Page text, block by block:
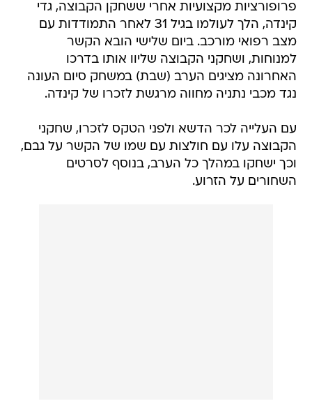
פרופורציות מקצועיות אחרי ששחקן הקבוצה, גדי
קינדה, הלך לעולמו בגיל 31 לאחר התמודדות עם
מצב רפואי מורכב. ביום שלישי הובא הקשר
למנוחות, ושחקני הקבוצה שליוו אותו בדרכו
האחרונה מציגים הערב (שבת) במשחק סיום העונה
נגד מכבי נתניה מחווה מרגשת לזכרו של קינדה.
עם העלייה לכר הדשא ולפני הטקס לזכרו, שחקני
הקבוצה עלו עם חולצות עם שמו של הקשר על גבם,
וכך ישחקו במהלך כל הערב, בנוסף לסרטים
השחורים על הזרוע.